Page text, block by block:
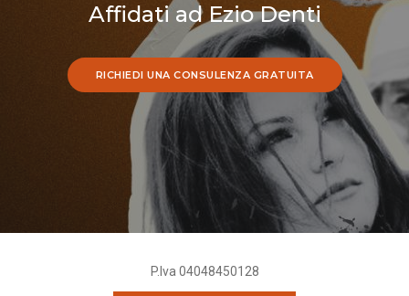
Affidati ad Ezio Denti
RICHIEDI UNA CONSULENZA GRATUITA
P.Iva 04048450128